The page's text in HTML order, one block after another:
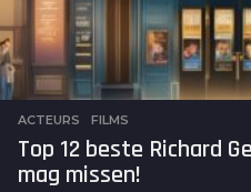
ACTEURS ,FILMS
Top 12 beste Richard
mag missen!